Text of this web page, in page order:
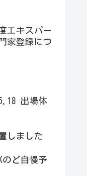
エキスパー
家登録につ
出場体
しました
のど自慢予